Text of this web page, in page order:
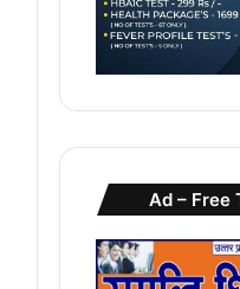
Ad – Free